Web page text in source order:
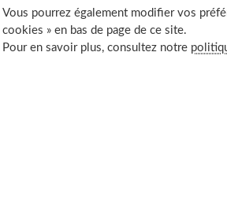
Vertus écologiques et
Stimulation de la
du luffa
Vous pourrez également modifier vos
cookies » en bas de page de ce site.
Pour en savoir plus, consultez notre